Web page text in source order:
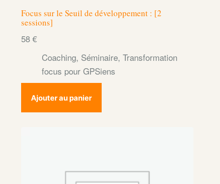
Focus sur le Seuil de développement : [2
sessions]
58 €
Coaching, Séminaire, Transformation
focus pour GPSiens
Ajouter au panier